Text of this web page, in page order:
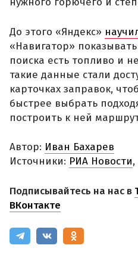
До этого «Яндекс»
«Навигатор»
поиска есть топливо и
такие данные стали
карточках заправок,
быстрее выбрать
построить к ней
Автор: Иван Бахарев
Источники: РИА Новости,
Подписывайтесь на нас в
ВКонтакте